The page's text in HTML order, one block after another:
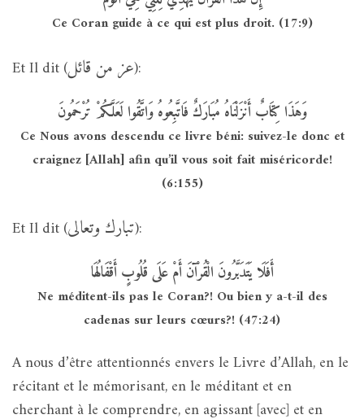
Ce Coran guide à ce qui est plus droit. (17:9)
Et Il dit (عز من قائل):
وَهَذَا كِتَابٌ أَنْزَلْنَاهُ مُبَارَكٌ فَاتَّبِعُوهُ وَاتَّقُوا لَعَلَّكُمْ تُرْحَمُونَ
Ce Nous avons descendu ce livre béni: suivez-le donc et
craignez [Allah] afin qu’il vous soit fait miséricorde!
(6:155)
Et Il dit (تبارك وتعالى):
أَفَلَا يَتَدَبَّرُونَ الْقُرْآنَ أَمْ عَلَى قُلُوبٍ أَقْفَالُهَا
Ne méditent-ils pas le Coran?! Ou bien y a-t-il des
cadenas sur leurs cœurs?! (47:24)
A nous d’être attentionnés envers le Livre d’Allah, en le
récitant et le mémorisant, en le méditant et en
cherchant à le comprendre, en agissant [avec] et en